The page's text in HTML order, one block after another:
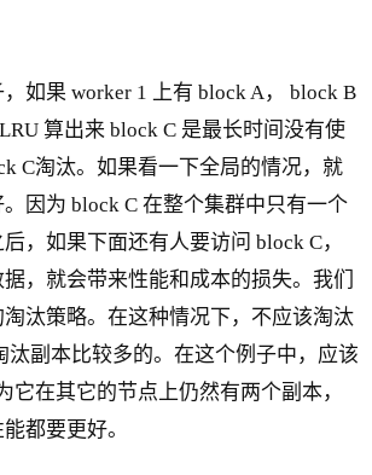
如果 worker 1 上有 block A， block B
算出来 block C 是最长时间没有使
C淘汰。如果看一下全局的情况，就
因为 block C 在整个集群中只有一个
，如果下面还有人要访问 block C，
，就会带来性能和成本的损失。我们
汰策略。在这种情况下，不应该淘汰
汰副本比较多的。在这个例子中，应该
它在其它的节点上仍然有两个副本，
都要更好。